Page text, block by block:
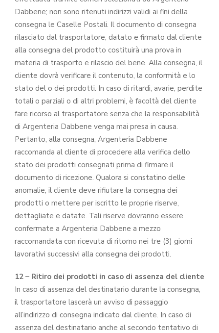
Dabbene; non sono ritenuti indirizzi validi ai fini della
consegna le Caselle Postali. Il documento di consegna
rilasciato dal trasportatore, datato e firmato dal cliente
alla consegna del prodotto costituirà una prova in
materia di trasporto e rilascio del bene. Alla consegna, il
cliente dovrà verificare il contenuto, la conformità e lo
stato del o dei prodotti. In caso di ritardi, avarie, perdite
totali o parziali o di altri problemi, è facoltà del cliente
fare ricorso al trasportatore senza che la responsabilità
di Argenteria Dabbene venga mai presa in causa.
Pertanto, alla consegna, Argenteria Dabbene
raccomanda al cliente di procedere alla verifica dello
stato dei prodotti consegnati prima di firmare il
documento di ricezione. Qualora si constatino delle
anomalie, il cliente deve rifiutare la consegna dei
prodotti o mettere per iscritto le proprie riserve,
dettagliate e datate. Tali riserve dovranno essere
confermate a Argenteria Dabbene a mezzo
raccomandata con ricevuta di ritorno nei tre (3) giorni
lavorativi successivi alla consegna dei prodotti.
12 – Ritiro dei prodotti in caso di assenza del cliente
In caso di assenza del destinatario durante la consegna,
il trasportatore lascerà un avviso di passaggio
all’indirizzo di consegna indicato dal cliente. In caso di
assenza del destinatario anche al secondo tentativo di